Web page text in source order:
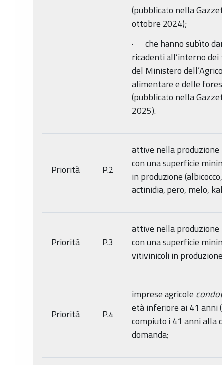
(pubblicato nella
ottobre 2024);
· che hanno subìto
ricadenti all’interno
del Ministero
alimentare e delle
(pubblicato nella
2025).
Priorità P.2
attive nella
con una superficie
in produzione
actinidia, pero, melo,
Priorità P.3
attive nella
con una superficie
vitivinicoli in
Priorità P.4
imprese agricole
età inferiore ai 41 anni
compiuto i 41 anni alla
domanda;